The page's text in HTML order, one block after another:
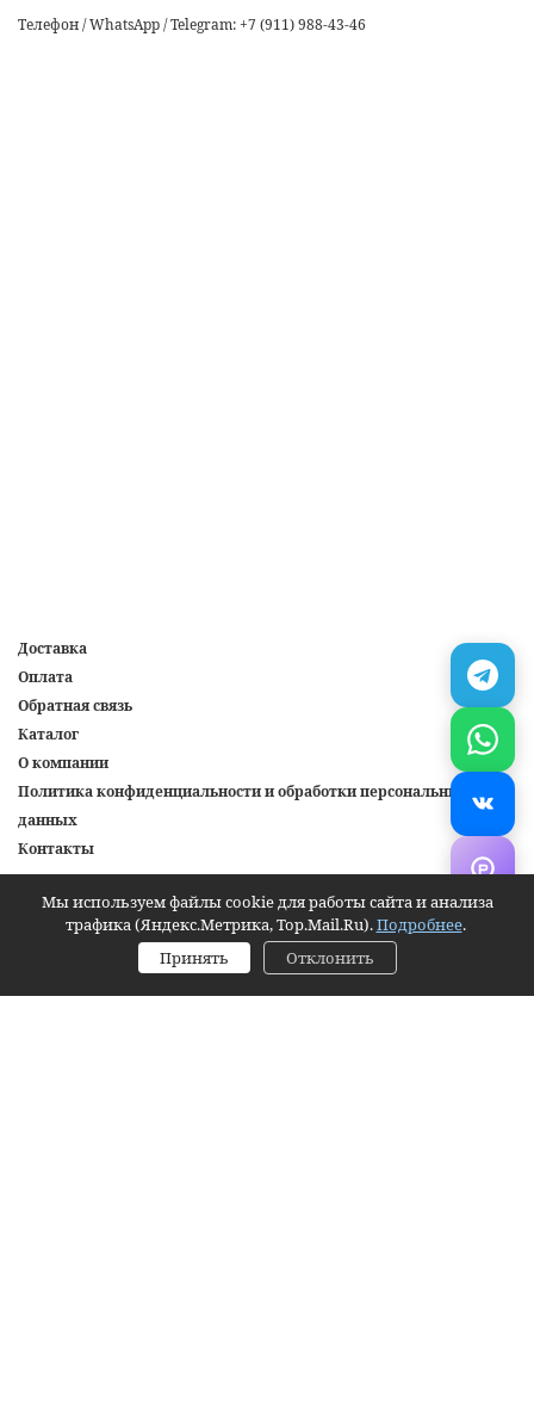
Телефон / WhatsApp / Telegram: +7 (911) 988-43-46
Доставка
Оплата
Обратная связь
Каталог
О компании
Политика конфиденциальности и обработки персональных
данных
Контакты
Заявка
Мы используем файлы cookie для работы сайта и анализа
трафика (Яндекс.Метрика, Top.Mail.Ru).Подробнее.
Принять
Отклонить